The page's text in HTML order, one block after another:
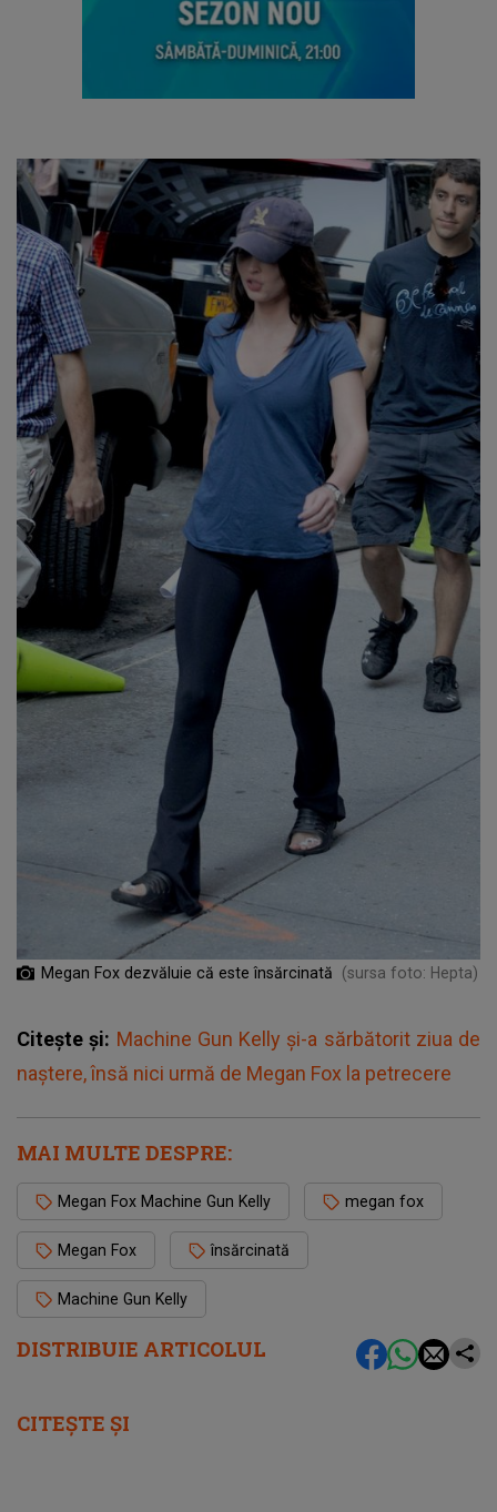
DISTRIBUIE ARTICOLUL
Megan Fox dezvăluie că este însărcinată (sursa foto: Hepta)
Citește și: Machine Gun Kelly și-a sărbătorit ziua de
naștere, însă nici urmă de Megan Fox la petrecere
MAI MULTE DESPRE:
Megan Fox Machine Gun Kelly megan fox
Megan Fox însărcinată
Machine Gun Kelly
CITEȘTE ȘI